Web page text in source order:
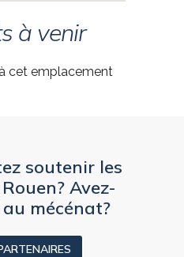
à venir
cet emplacement
soutenir les
Avez-
mécénat?